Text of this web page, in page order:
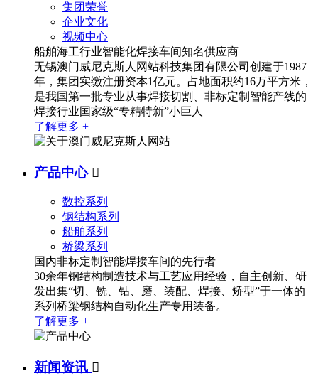
集团荣誉
企业文化
视频中心
船舶海工行业智能化焊接车间知名供应商
无锡澳门威尼克斯人网站科技集团有限公司创建于1987
年，集团实缴注册资本1亿元。占地面积约16万平方米，
是我国第一批专业从事焊接切割、非标定制智能产线的
焊接行业国家级“专精特新”小巨人
了解更多 +
产品中心 
数控系列
钢结构系列
船舶系列
桥梁系列
国内非标定制智能焊接车间的先行者
30余年钢结构制造技术与工艺应用经验，自主创新、研
发出集“切、铣、钻、磨、装配、焊接、矫型”于一体的
系列桥梁钢结构自动化生产专用装备。
了解更多 +
新闻资讯 